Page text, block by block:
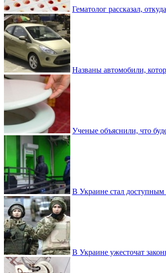
Гематолог рассказал,
Названы автомобили,
Ученые объяснили, что
В Украине стал доступным
В Украине ужесточат